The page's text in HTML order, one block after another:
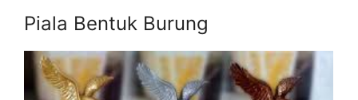
Piala Bentuk Burung